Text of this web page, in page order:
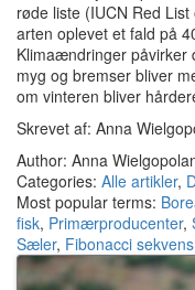
røde liste (IUCN Red
arten oplevet et fald på
Klimaændringer påvirker
myg og bremser bliver
om vinteren bliver
Skrevet af: Anna
Author: Anna
Categories: Alle artikler,
Most popular terms:
fisk, Primærproducenter,
Sæler, Fibonacci sekvens